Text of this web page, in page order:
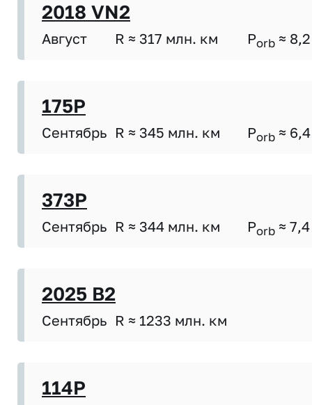
2018 VN2
Август R ≈ 317 млн. км Porb ≈ 8,2
175P
Сентябрь R ≈ 345 млн. км Porb ≈ 6,4
373P
Сентябрь R ≈ 344 млн. км Porb ≈ 7,4
2025 B2
Сентябрь R ≈ 1233 млн. км
114P